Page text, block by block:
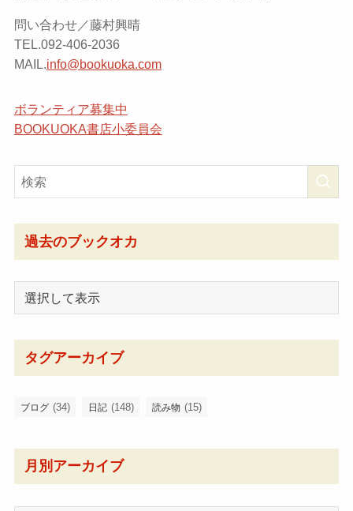
問い合わせ／藤村興晴
TEL.092-406-2036
MAIL.info@bookuoka.com
ボランティア募集中
BOOKUOKA書店小委員会
過去のブックオカ
タグアーカイブ
ブログ (34) 日記 (148) 読み物 (15)
月別アーカイブ